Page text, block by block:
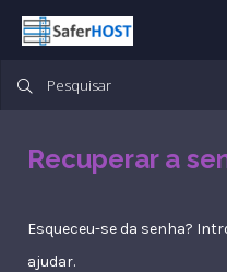
Recuperar a
Esqueceu-se da senha?
ajudar.